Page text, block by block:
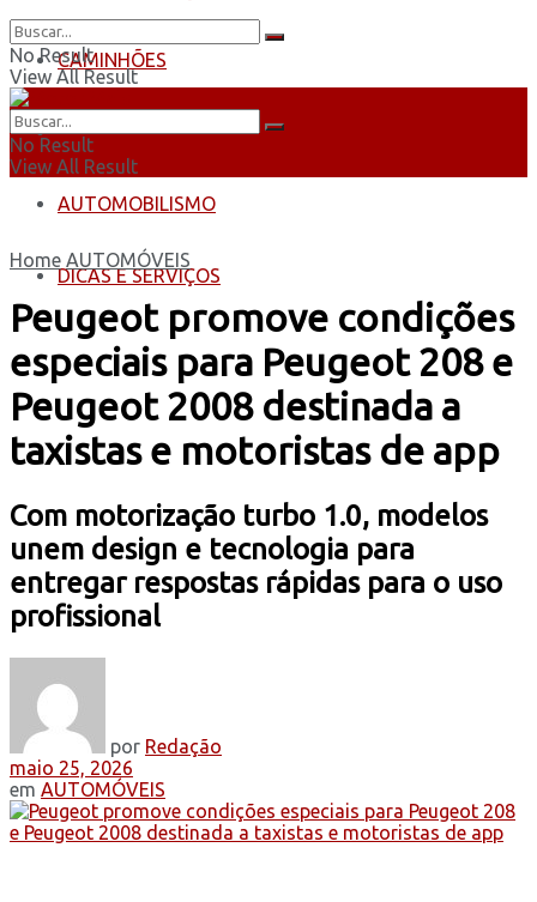
CAMINHÕES
ÔNIBUS
AUTOMOBILISMO
DICAS E SERVIÇOS
No Result
View All Result
No Result
View All Result
Home AUTOMÓVEIS
Peugeot promove condições
especiais para Peugeot 208 e
Peugeot 2008 destinada a
taxistas e motoristas de app
Com motorização turbo 1.0, modelos
unem design e tecnologia para
entregar respostas rápidas para o uso
profissional
por Redação
maio 25, 2026
em AUTOMÓVEIS